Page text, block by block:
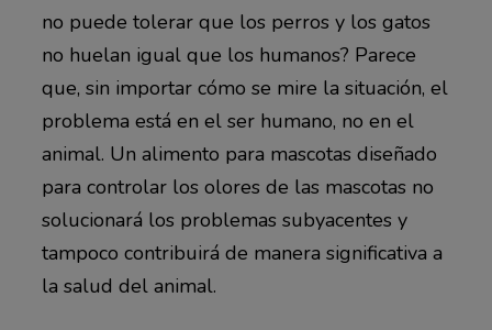
no puede tolerar que los perros y los gatos
no huelan igual que los humanos? Parece
que, sin importar cómo se mire la situación, el
problema está en el ser humano, no en el
animal. Un alimento para mascotas diseñado
para controlar los olores de las mascotas no
solucionará los problemas subyacentes y
tampoco contribuirá de manera significativa a
la salud del animal.